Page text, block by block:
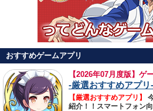
おすすめゲームアプリ
【2026年07月度版】ゲ
-厳選おすすめアプリ-
【厳選おすすめアプリ】
紹介！！スマートフォン